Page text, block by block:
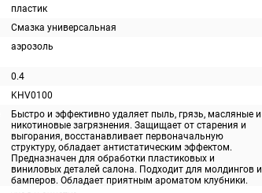
пластик
Смазка универсальная
аэрозоль
0.4
KHV0100
Быстро и эффективно удаляет пыль, грязь, масляные и
никотиновые загрязнения. Защищает от старения и
выгорания, восстанавливает первоначальную
структуру, обладает антистатическим эффектом.
Предназначен для обработки пластиковых и
виниловых деталей салона. Подходит для молдингов и
бамперов. Обладает приятным ароматом клубники.